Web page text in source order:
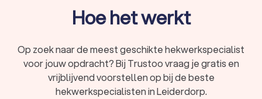
van 8.8 op basis van 1000+ reviews, ervaring en opleiding.
Waarom een professionele
hekwerkspecialist in Leiderdorp?
Het plaatsen van een hekwerk lijkt misschien eenvoudig, maar
Hoe het werkt
Op zoek naar de meest geschikte hekwerkspecialist
voor jouw opdracht? Bij Trustoo vraag je gratis en
vrijblijvend voorstellen op bij de beste
hekwerkspecialisten in Leiderdorp.